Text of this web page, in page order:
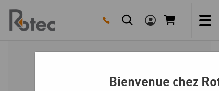
content
Bienvenue chez